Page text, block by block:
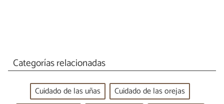
Categorías relacionadas
Cuidado de las uñas
Cuidado de las orejas